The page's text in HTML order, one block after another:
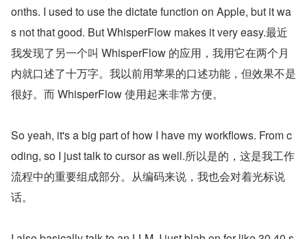
onths. I used to use the dictate function on Apple, but it wa
s not that good. But WhisperFlow makes it very easy.最近
我发现了另一个叫 WhisperFlow 的应用，我用它在两个月
内就口述了十万字。我以前用苹果的口述功能，但效果不是
很好。而 WhisperFlow 使用起来非常方便。
So yeah, it's a big part of how I have my workflows. From c
oding, so I just talk to cursor as well.所以是的，这是我工作
流程中的重要组成部分。从编码来说，我也会对着光标说
话。